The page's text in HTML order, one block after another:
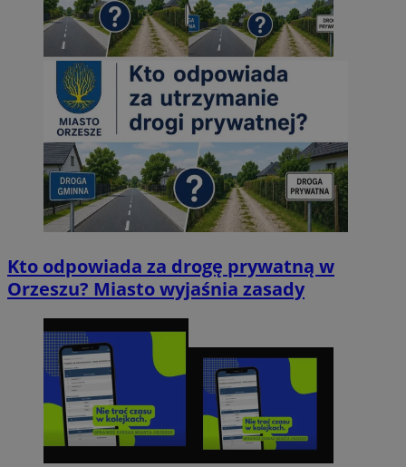
Kto odpowiada za drogę prywatną w
Orzeszu? Miasto wyjaśnia zasady